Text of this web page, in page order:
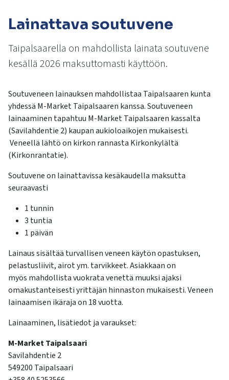
ja
pyyhkäisyliikkeitä.
Lainattava soutuvene
Taipalsaarella on mahdollista lainata soutuvene
kesällä 2026 maksuttomasti käyttöön.
Soutuveneen lainauksen mahdollistaa Taipalsaaren kunta
yhdessä M-Market Taipalsaaren kanssa. Soutuveneen
lainaaminen tapahtuu M-Market Taipalsaaren kassalta
(Savilahdentie 2) kaupan aukioloaikojen mukaisesti.
Veneellä lähtö on kirkon rannasta Kirkonkylältä
(Kirkonrantatie).
Soutuvene on lainattavissa kesäkaudella maksutta
seuraavasti
1 tunnin
3 tuntia
1 päivän
Lainaus sisältää turvallisen veneen käytön opastuksen,
pelastusliivit, airot ym. tarvikkeet. Asiakkaan on
myös mahdollista vuokrata venettä muuksi ajaksi
omakustanteisesti yrittäjän hinnaston mukaisesti. Veneen
lainaamisen ikäraja on 18 vuotta.
Lainaaminen, lisätiedot ja varaukset:
M-Market Taipalsaari
Savilahdentie 2
549200 Taipalsaari